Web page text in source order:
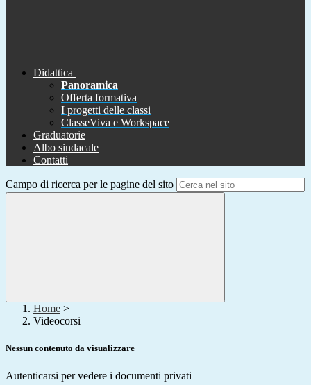
Didattica
Panoramica
Offerta formativa
I progetti delle classi
ClasseViva e Workspace
Graduatorie
Albo sindacale
Contatti
Campo di ricerca per le pagine del sito
Home >
Videocorsi
Nessun contenuto da visualizzare
Autenticarsi per vedere i documenti privati